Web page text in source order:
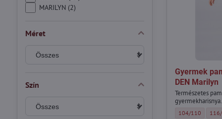
Gyermek
DEN Marilyn
Természetes
gyermekharisnya.
Gyermek pamut
104/110
MARILYN (2)
Méret
Szín